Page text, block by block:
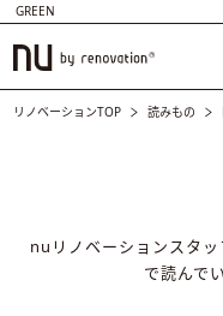
GREEN
リノベーションTOP 読みもの
nuリノベーションスタッ
で読んで